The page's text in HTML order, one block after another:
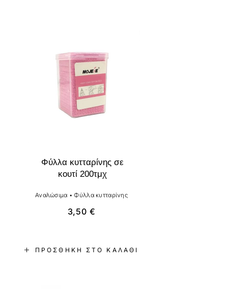
ΠΡΟΣΘΉΚΗ ΣΤΟ ΚΑΛΆΘΙ
Φύλλα κυτταρίνης σε
κουτί 200τμχ
Αναλώσιμα •Φύλλα κυτταρίνης
3,50 €